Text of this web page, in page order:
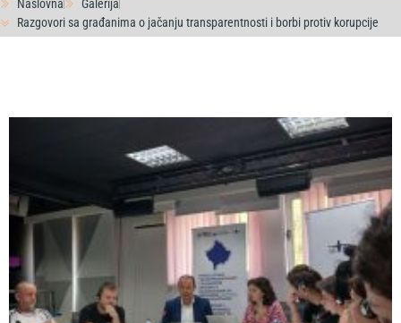
Naslovna
Galerija
Razgovori sa građanima o jačanju transparentnosti i borbi protiv korupcije